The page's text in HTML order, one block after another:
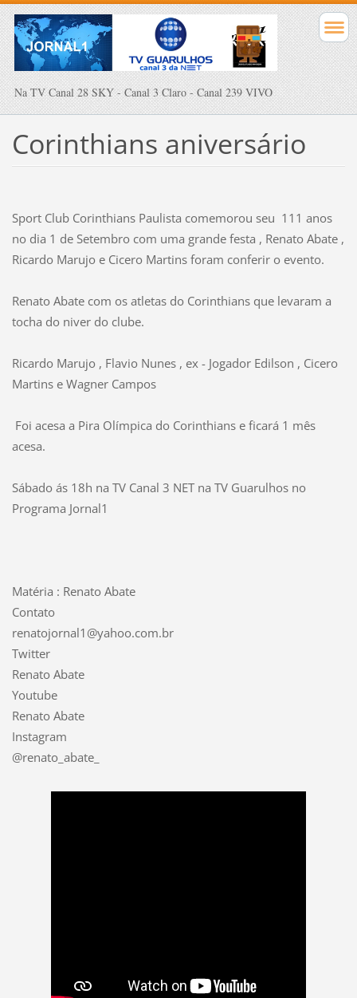
Na TV Canal 28 SKY - Canal 3 Claro - Canal 239 VIVO
Corinthians aniversário
Sport Club Corinthians Paulista comemorou seu 111 anos
no dia 1 de Setembro com uma grande festa , Renato Abate ,
Ricardo Marujo e Cicero Martins foram conferir o evento.
Renato Abate com os atletas do Corinthians que levaram a
tocha do niver do clube.
Ricardo Marujo , Flavio Nunes , ex - Jogador Edilson , Cicero
Martins e Wagner Campos
Foi acesa a Pira Olímpica do Corinthians e ficará 1 mês
acesa.
Sábado ás 18h na TV Canal 3 NET na TV Guarulhos no
Programa Jornal1
Matéria : Renato Abate
Contato
renatojornal1@yahoo.com.br
Twitter
Renato Abate
Youtube
Renato Abate
Instagram
@renato_abate_